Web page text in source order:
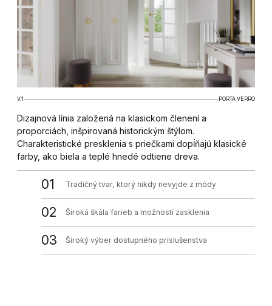
V.1 PORTA VERRO
Dizajnová línia založená na klasickom členení a
proporciách, inšpirovaná historickým štýlom.
Charakteristické presklenia s priečkami dopĺňajú klasické
farby, ako biela a teplé hnedé odtiene dreva.
01 Tradičný tvar, ktorý nikdy nevyjde z módy
02 Široká škála farieb a možností zasklenia
03 Široký výber dostupného príslušenstva